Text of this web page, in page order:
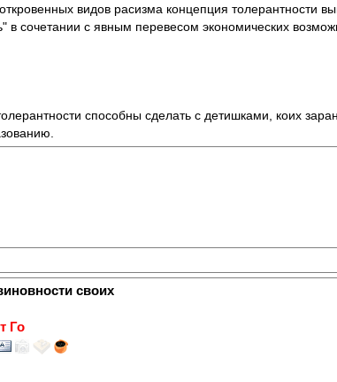
видов расизма концепция толерантности
в сочетании с явным перевесом экономических
способны сделать с детишками, коих
своих
Го